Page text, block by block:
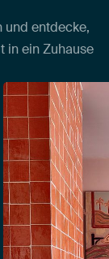
und entdecke,
in ein Zuhause
Singer Sargent